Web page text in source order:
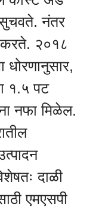
सुचवते. नंतर
२०१८
धोरणानुसार,
१.५ पट
नफा मिळेल.
दाळी
एमएसपी